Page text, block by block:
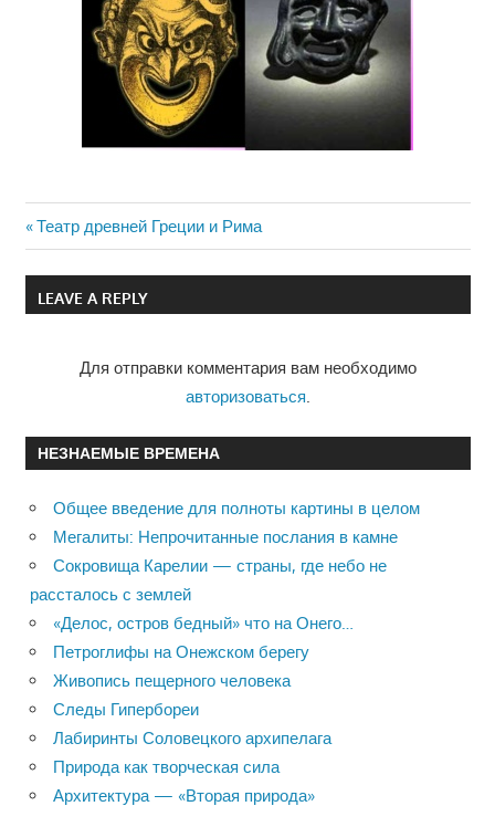
Навигация
по
Previous
Post:
Театр древней Греции и Рима
LEAVE A REPLY
Для отправки комментария вам необходимо
авторизоваться.
НЕЗНАЕМЫЕ ВРЕМЕНА
Общее введение для полноты картины в целом
Мегалиты: Непрочитанные послания в камне
Сокровища Карелии — страны, где небо не
рассталось с землей
«Делос, остров бедный» что на Онего…
Петроглифы на Онежском берегу
Живопись пещерного человека
Следы Гипербореи
Лабиринты Соловецкого архипелага
Природа как творческая сила
Архитектура — «Вторая природа»